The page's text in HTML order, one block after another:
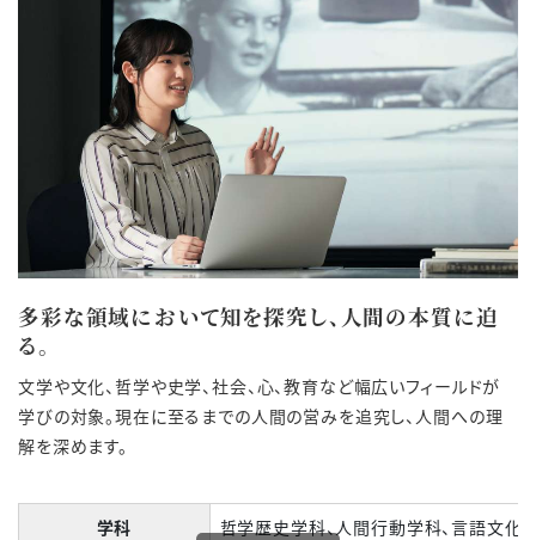
多彩な領域において知を探究し、人間の本質に迫
る。
文学や文化、哲学や史学、社会、心、教育など幅広いフィールドが
学びの対象。現在に至るまでの人間の営みを追究し、人間への理
解を深めます。
学科
哲学歴史学科、人間行動学科、言語文化